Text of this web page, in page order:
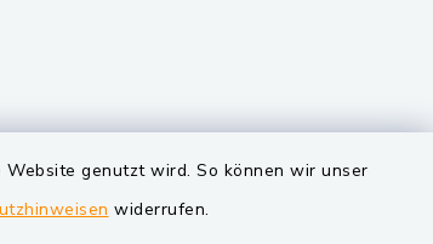
genutzt wird. So können wir unser
widerrufen.
VG und Gemeinden